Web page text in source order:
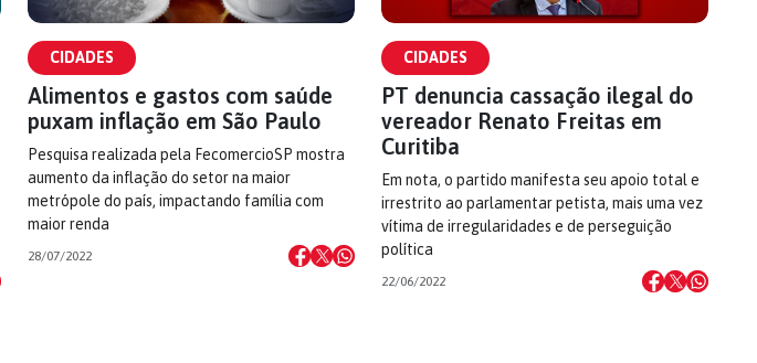
CIDADES
Alimentos e gastos com saúde
puxam inflação em São Paulo
Pesquisa realizada pela FecomercioSP mostra
aumento da inflação do setor na maior
metrópole do país, impactando família com
maior renda
28/07/2022
CIDADES
PT denuncia cassação ilegal do
vereador Renato Freitas em
Curitiba
Em nota, o partido manifesta seu apoio total e
irrestrito ao parlamentar petista, mais uma vez
vítima de irregularidades e de perseguição
política
22/06/2022